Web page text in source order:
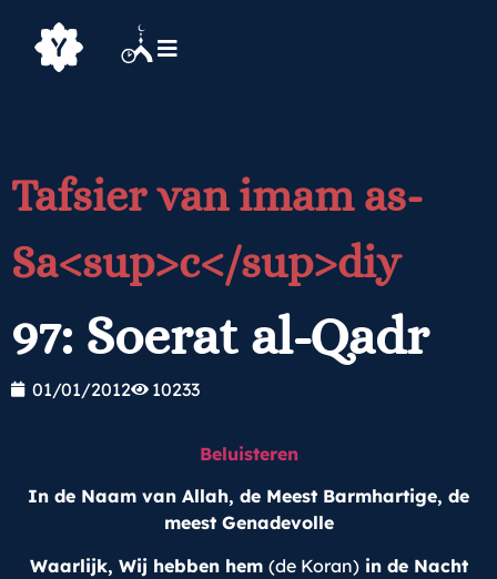
Tafsier van imam as-
Sa<sup>c</sup>diy
97: Soerat al-Qadr
01/01/2012 10233
Beluisteren
In de Naam van Allah, de Meest Barmhartige, de
meest Genadevolle
Waarlijk, Wij hebben hem (de Koran)in de Nacht